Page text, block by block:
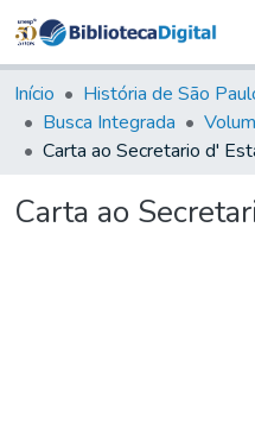
&
Início História de São
Busca Integrada
Carta ao